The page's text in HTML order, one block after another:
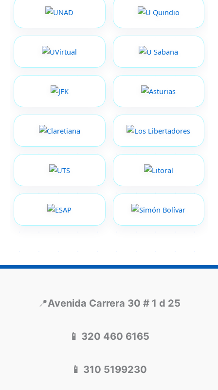
📍Avenida Carrera 30 # 1 d 25
📱 320 460 6165
📱 310 5199230